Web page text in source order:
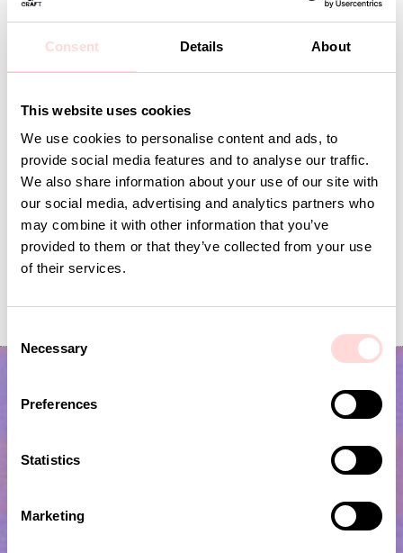
Consent Details About
This website uses cookies
We use cookies to personalise content and ads, to
provide social media features and to analyse our traffic.
We also share information about your use of our site with
our social media, advertising and analytics partners who
may combine it with other information that you’ve
provided to them or that they’ve collected from your use
of their services.
o
Necessary
Preferences
Statistics
Marketing
Pris:395 kr
395 kr Pris:225 kr
225 kr
Prenumerera på vårt nyhetsbrev!